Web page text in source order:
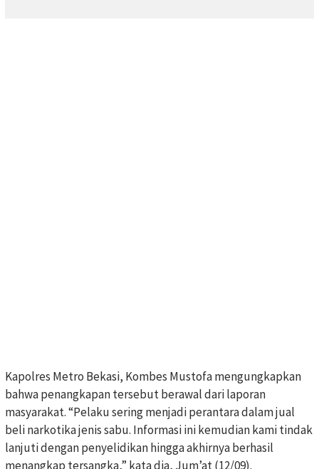
Kapolres Metro Bekasi, Kombes Mustofa mengungkapkan
bahwa penangkapan tersebut berawal dari laporan
masyarakat. “Pelaku sering menjadi perantara dalam jual
beli narkotika jenis sabu. Informasi ini kemudian kami tindak
lanjuti dengan penyelidikan hingga akhirnya berhasil
menangkap tersangka,” kata dia, Jum’at (12/09).